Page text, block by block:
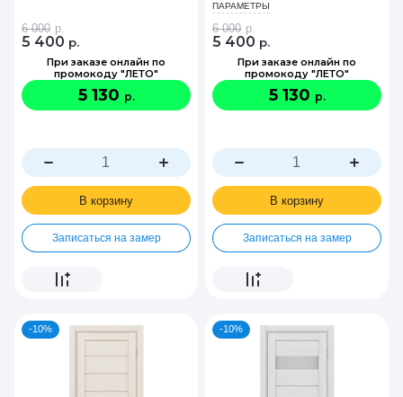
6 000 р.
5 400 р.
При заказе онлайн по
промокоду "ЛЕТО"
5 130 р.
В корзину
Записаться на замер
ПАРАМЕТРЫ
6 000 р.
5 400 р.
При заказе онлайн по
промокоду "ЛЕТО"
5 130 р.
В корзину
Записаться на замер
-10% -10%